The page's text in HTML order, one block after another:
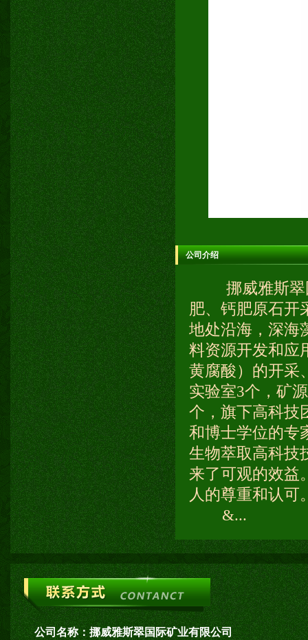
公司介绍
挪威雅斯翠国
肥、钙肥原石开
地处沿海，深海
料资源开发和应
黄腐酸）的开采
实验室3个，矿
个，旗下高科技
和博士学位的专
生物萃取高科技
来了可观的效益
人的尊重和认可
&...
公司名称：挪威雅斯翠国际矿业有限公司